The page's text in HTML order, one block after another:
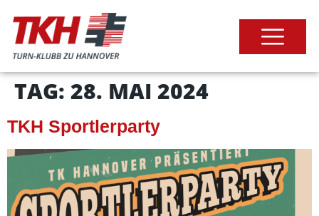
TAG: 28. MAI 2024
TKH Sportlerparty